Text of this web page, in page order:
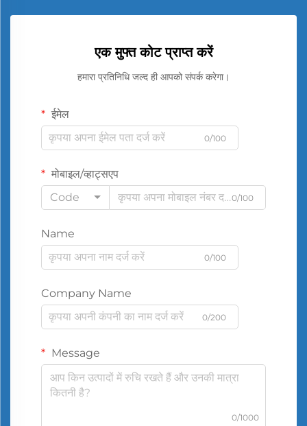
एक मुफ्त कोट प्राप्त करें
हमारा प्रतिनिधि जल्द ही आपको संपर्क करेगा।
ईमेल
0/100
मोबाइल/व्हाट्सएप
Code
0/100
Name
0/100
Company Name
0/200
Message
0/1000